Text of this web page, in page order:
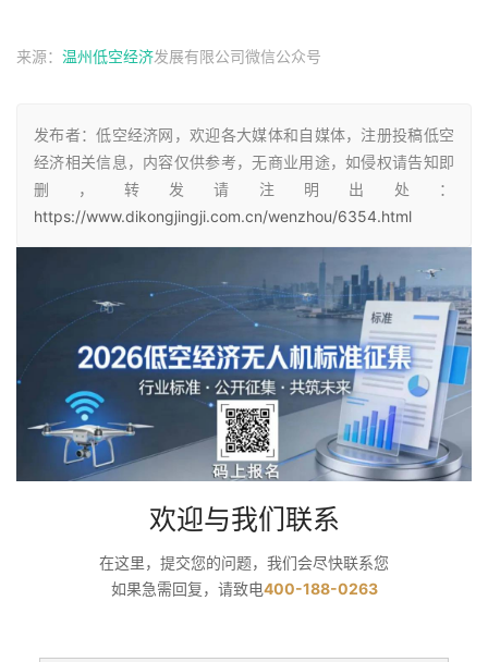
来源： 温州低空经济发展有限公司微信公众号
发布者：低空经济网，欢迎各大媒体和自媒体，注册投稿低空
经济相关信息，内容仅供参考，无商业用途，如侵权请告知即
删，转发请注明出处：
https://www.dikongjingji.com.cn/wenzhou/6354.html
欢迎与我们联系
在这里，提交您的问题，我们会尽快联系您
如果急需回复，请致电400-188-0263